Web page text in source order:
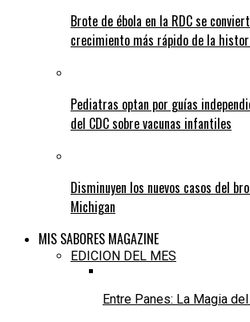
Brote de ébola en la RDC se
crecimiento más rápido de la
Pediatras optan por guías
del CDC sobre vacunas infantiles
Disminuyen los nuevos casos del
Michigan
MIS SABORES MAGAZINE
EDICION DEL MES
Entre Panes: La Magia